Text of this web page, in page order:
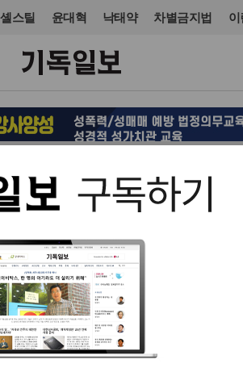
스틸 윤대혁 낙태약 차별금지법
도서 입력 2025. 08. 13 15:24